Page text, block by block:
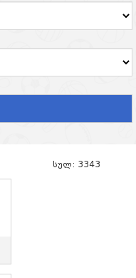
სულ: 3343